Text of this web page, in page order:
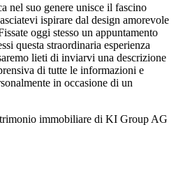
nel suo genere unisce il fascino
ispirare dal design amorevole
oggi stesso un appuntamento
questa straordinaria esperienza
lieti di inviarvi una descrizione
di tutte le informazioni e
in occasione di un
immobiliare di KI Group AG